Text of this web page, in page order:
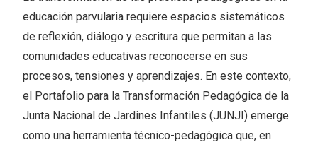
educación parvularia requiere espacios sistemáticos
de reflexión, diálogo y escritura que permitan a las
comunidades educativas reconocerse en sus
procesos, tensiones y aprendizajes. En este contexto,
el Portafolio para la Transformación Pedagógica de la
Junta Nacional de Jardines Infantiles (JUNJI) emerge
como una herramienta técnico-pedagógica que, en